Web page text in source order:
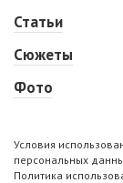
Статьи
Сюжеты
Фото
Условия
персональных
Политика